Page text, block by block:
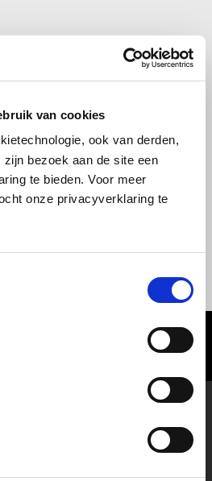
van cookies
ook van derden,
bezoek aan de site een
te bieden. Voor meer
onze privacyverklaring te
of polish polyurethane resin they
thank from abrasions and rubbing.
it reduces the potential SLIP
of the rider.